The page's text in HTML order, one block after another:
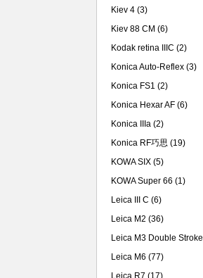
Kiev 4 (3)
Kiev 88 CM (6)
Kodak retina IIIC (2)
Konica Auto-Reflex (3)
Konica FS1 (2)
Konica Hexar AF (6)
Konica IIIa (2)
Konica RF巧思 (19)
KOWA SIX (5)
KOWA Super 66 (1)
Leica III C (6)
Leica M2 (36)
Leica M3 Double Stroke
Leica M6 (77)
Leica R7 (17)